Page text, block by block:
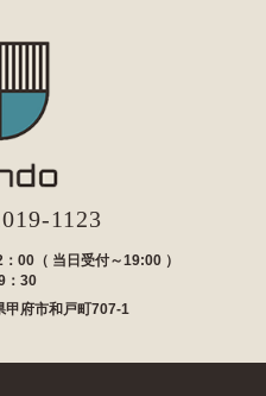
1123
00（ 当日受付～19:00 ）
：30
府市和戸町707-1